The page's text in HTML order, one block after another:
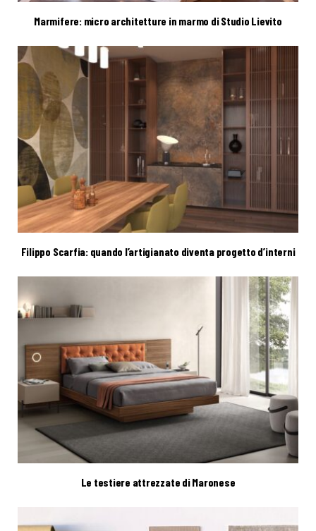
Marmifere: micro architetture in marmo di Studio Lievito
Filippo Scarfia: quando l’artigianato diventa progetto d’interni
Le testiere attrezzate di Maronese